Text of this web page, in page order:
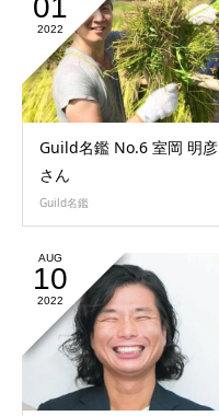
01
2022
Guild名鑑 No.6 室岡 明彦
さん
Guild名鑑
AUG
10
2022